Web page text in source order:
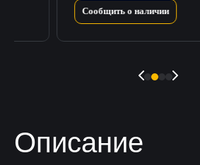
Сообщить о наличии
Описание